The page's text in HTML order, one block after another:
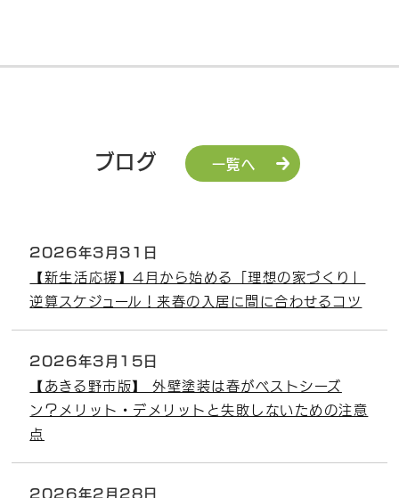
ブログ 一覧へ
2026年3月31日
【新生活応援】4月から始める「理想の家づくり」
逆算スケジュール！来春の入居に間に合わせるコツ
2026年3月15日
【あきる野市版】 外壁塗装は春がベストシーズ
ン？メリット・デメリットと失敗しないための注意
点
2026年2月28日